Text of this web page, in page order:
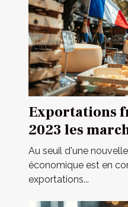
Exportations
2023 les
secteurs
Au seuil d'une
économique est en
exportations...